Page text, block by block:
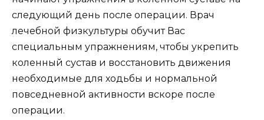
следующий день после операции. Врач
лечебной физкультуры обучит Вас
специальным упражнениям, чтобы укрепить
коленный сустав и восстановить движения
необходимые для ходьбы и нормальной
повседневной активности вскоре после
операции.